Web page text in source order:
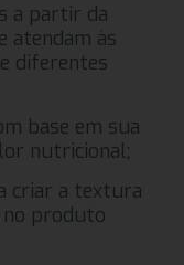
a partir da
atendam às
diferentes
base em sua
nutricional;
criar a textura
no produto